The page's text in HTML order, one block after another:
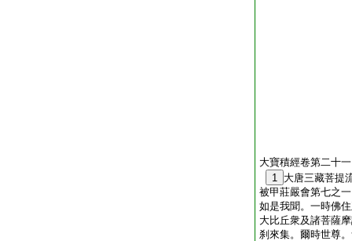
大寶積經卷第二十一
1 大唐三藏菩
被甲莊嚴會第七之一
如是我聞。一時佛
大比丘衆及諸菩薩
刹來集。爾時世尊